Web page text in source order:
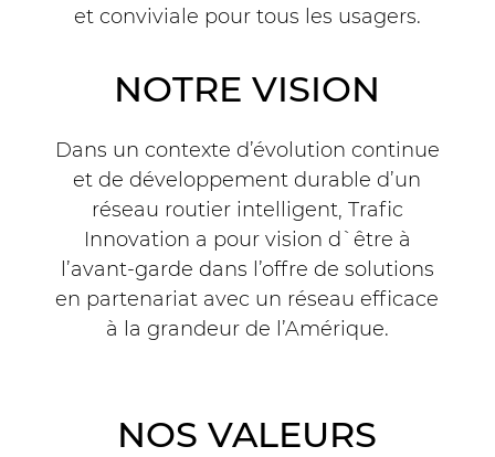
DEFLEX Délinéateurs,
bollards et chicanes
et conviviale pour tous les usagers.
NOTRE VISION
Dans un contexte d’évolution continue
et de développement durable d’un
réseau routier intelligent, Trafic
Innovation a pour vision d`être à
l’avant-garde dans l’offre de solutions
en partenariat avec un réseau efficace
à la grandeur de l’Amérique.
NOS VALEURS